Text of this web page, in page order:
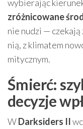
wybierając
zróżnicowane
nie nudzi —
nią, z klimatem
mitycznym.
Śmierć:
decyzje
WDarksiders II